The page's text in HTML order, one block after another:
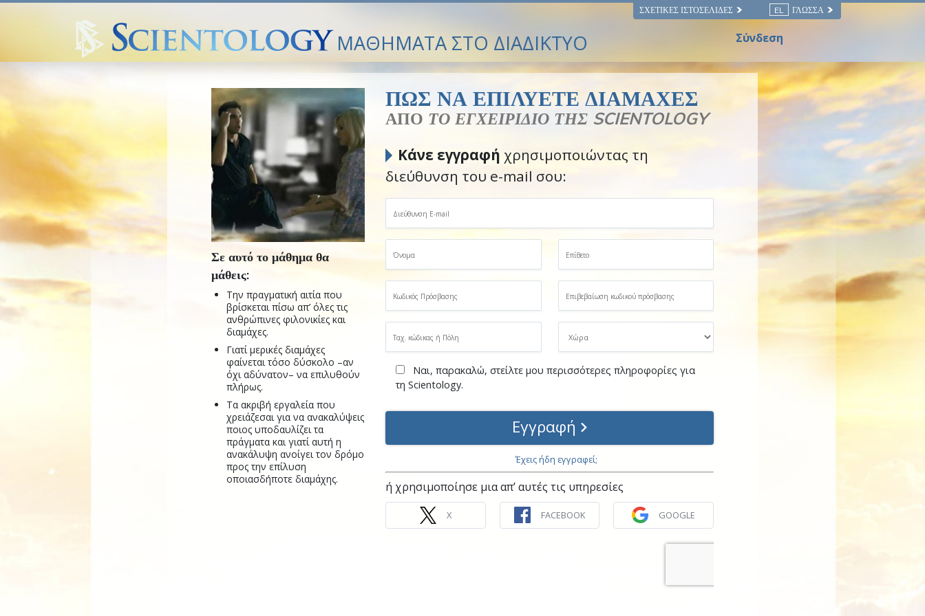
ΣΧΕΤΙΚΈΣ ΙΣΤΟΣΕΛΊΔΕΣ EL ΓΛΏΣΣΑ
ΜΑΘΗΜΑΤΑ ΣΤΟ ΔΙΑΔΙΚΤΥΟ Σύνδεση
ΠΩΣ ΝΑ ΕΠΙΛΥΕΤΕ ΔΙΑΜΑΧΕΣ
ΑΠΟ ΤΟ ΕΓΧΕΙΡΙΔΙΟ ΤΗΣ SCIENTOLOGY
Κάνε εγγραφή χρησιμοποιώντας τη
διεύθυνση του e-mail σου:
Ναι, παρακαλώ, στείλτε μου περισσότερες πληροφορίες για
τη Scientology.
Εγγραφή
Έχεις ήδη εγγραφεί;
ή χρησιμοποίησε μια απ’ αυτές τις υπηρεσίες
X FACEBOOK GOOGLE
Σε αυτό το μάθημα θα
μάθεις:
Την πραγματική αιτία που
βρίσκεται πίσω απ’ όλες τις
ανθρώπινες φιλονικίες και
διαμάχες.
Γιατί μερικές διαμάχες
φαίνεται τόσο δύσκολο –αν
όχι αδύνατον– να επιλυθούν
πλήρως.
Τα ακριβή εργαλεία που
χρειάζεσαι για να ανακαλύψεις
ποιος υποδαυλίζει τα
πράγματα και γιατί αυτή η
ανακάλυψη ανοίγει τον δρόμο
προς την επίλυση
οποιασδήποτε διαμάχης.